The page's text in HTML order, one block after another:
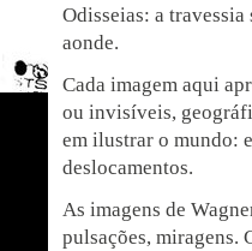
Odisseias: a travessia
aonde.
Cada imagem aqui
ou invisíveis,
em ilustrar o mundo:
deslocamentos.
As imagens de
pulsações, miragens.